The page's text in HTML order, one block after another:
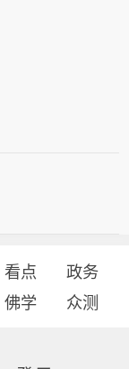
看点
政务
佛学 众测